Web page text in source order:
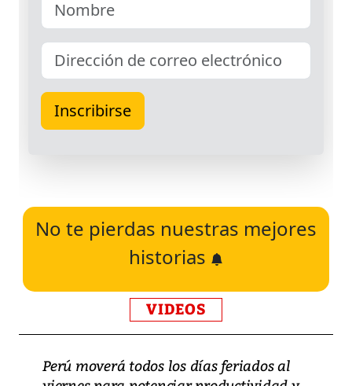
No te pierdas nuestras mejores
historias
VIDEOS
Perú moverá todos los días feriados al